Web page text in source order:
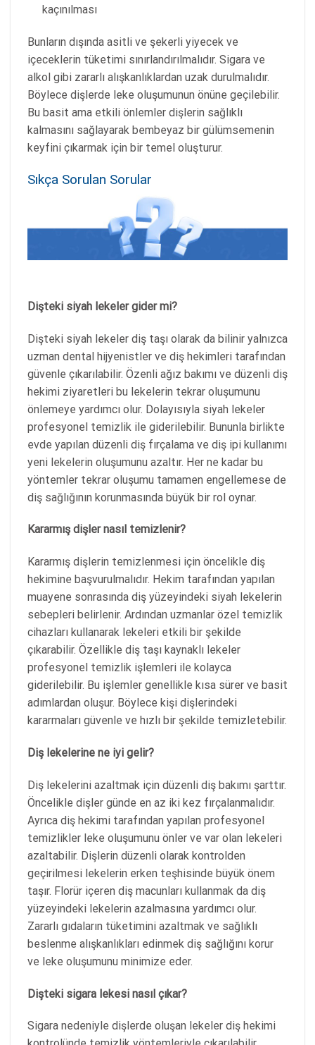
kaçınılması
Bunların dışında asitli ve şekerli yiyecek ve
içeceklerin tüketimi sınırlandırılmalıdır. Sigara ve
alkol gibi zararlı alışkanlıklardan uzak durulmalıdır.
Böylece dişlerde leke oluşumunun önüne geçilebilir.
Bu basit ama etkili önlemler dişlerin sağlıklı
kalmasını sağlayarak bembeyaz bir gülümsemenin
keyfini çıkarmak için bir temel oluşturur.
Sıkça Sorulan Sorular
Dişteki siyah lekeler gider mi?
Dişteki siyah lekeler diş taşı olarak da bilinir yalnızca
uzman dental hijyenistler ve diş hekimleri tarafından
güvenle çıkarılabilir. Özenli ağız bakımı ve düzenli diş
hekimi ziyaretleri bu lekelerin tekrar oluşumunu
önlemeye yardımcı olur. Dolayısıyla siyah lekeler
profesyonel temizlik ile giderilebilir. Bununla birlikte
evde yapılan düzenli diş fırçalama ve diş ipi kullanımı
yeni lekelerin oluşumunu azaltır. Her ne kadar bu
yöntemler tekrar oluşumu tamamen engellemese de
diş sağlığının korunmasında büyük bir rol oynar.
Kararmış dişler nasıl temizlenir?
Kararmış dişlerin temizlenmesi için öncelikle diş
hekimine başvurulmalıdır. Hekim tarafından yapılan
muayene sonrasında diş yüzeyindeki siyah lekelerin
sebepleri belirlenir. Ardından uzmanlar özel temizlik
cihazları kullanarak lekeleri etkili bir şekilde
çıkarabilir. Özellikle diş taşı kaynaklı lekeler
profesyonel temizlik işlemleri ile kolayca
giderilebilir. Bu işlemler genellikle kısa sürer ve basit
adımlardan oluşur. Böylece kişi dişlerindeki
kararmaları güvenle ve hızlı bir şekilde temizletebilir.
Diş lekelerine ne iyi gelir?
Diş lekelerini azaltmak için düzenli diş bakımı şarttır.
Öncelikle dişler günde en az iki kez fırçalanmalıdır.
Ayrıca diş hekimi tarafından yapılan profesyonel
temizlikler leke oluşumunu önler ve var olan lekeleri
azaltabilir. Dişlerin düzenli olarak kontrolden
geçirilmesi lekelerin erken teşhisinde büyük önem
taşır. Florür içeren diş macunları kullanmak da diş
yüzeyindeki lekelerin azalmasına yardımcı olur.
Zararlı gıdaların tüketimini azaltmak ve sağlıklı
beslenme alışkanlıkları edinmek diş sağlığını korur
ve leke oluşumunu minimize eder.
Dişteki sigara lekesi nasıl çıkar?
Sigara nedeniyle dişlerde oluşan lekeler diş hekimi